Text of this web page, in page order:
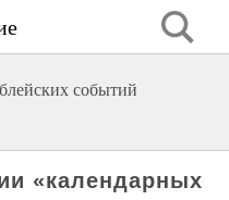
событий
«календарных